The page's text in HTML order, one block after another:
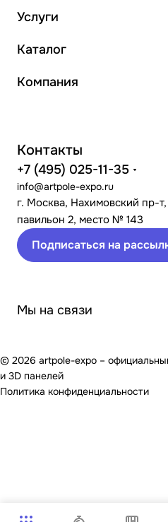
Услуги
Каталог
Компания
Контакты
+7 (495) 025-11-35
info@artpole-expo.ru
г. Москва, Нахимовский пр-
павильон 2, место № 143
Подписаться на
Мы на связи
© 2026 artpole-expo –
и 3D панелей
Политика конфиденциальности